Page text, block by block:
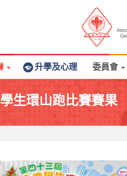
升學及心理 委員會
生環山跑比賽賽果